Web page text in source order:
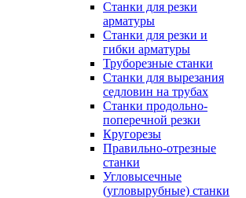
Станки для резки
арматуры
Станки для резки и
гибки арматуры
Труборезные станки
Станки для вырезания
седловин на трубаx
Станки продольно-
поперечной резки
Кругорезы
Правильно-отрезные
станки
Угловысечные
(угловырубные) станки